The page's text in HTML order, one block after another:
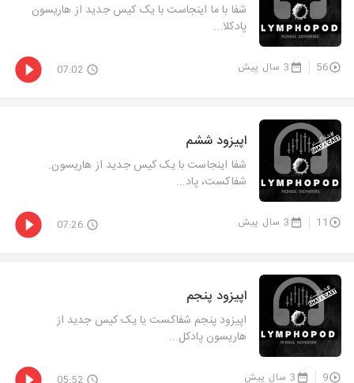
شفا با ما اینجاست با یک کیس جدید از هاریسون
پادکلا...
56 3 سال پیش 07:02
اپیزود ششم
شفا اینجاست با یک کیس جدید از هاریسون.
شفاکست، پاد...
11 3 سال پیش 07:26
اپیزود پنجم
اپیزود پنجم شفاکست یا یک کیس جدید از
هاریسون پادکل...
9 3 سال پیش 05:52